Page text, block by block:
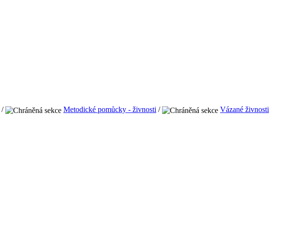
/ Metodické pomůcky - živnosti / Vázané živnosti